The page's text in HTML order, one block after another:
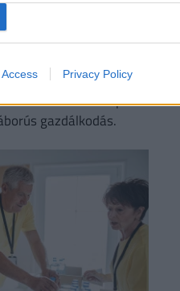
Privacy Policy
teljesen
bérspirált
gazdálkodás.